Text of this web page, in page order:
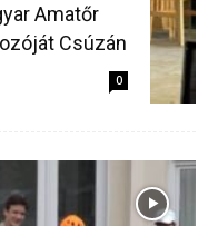
Amatőr
Csúzán
0